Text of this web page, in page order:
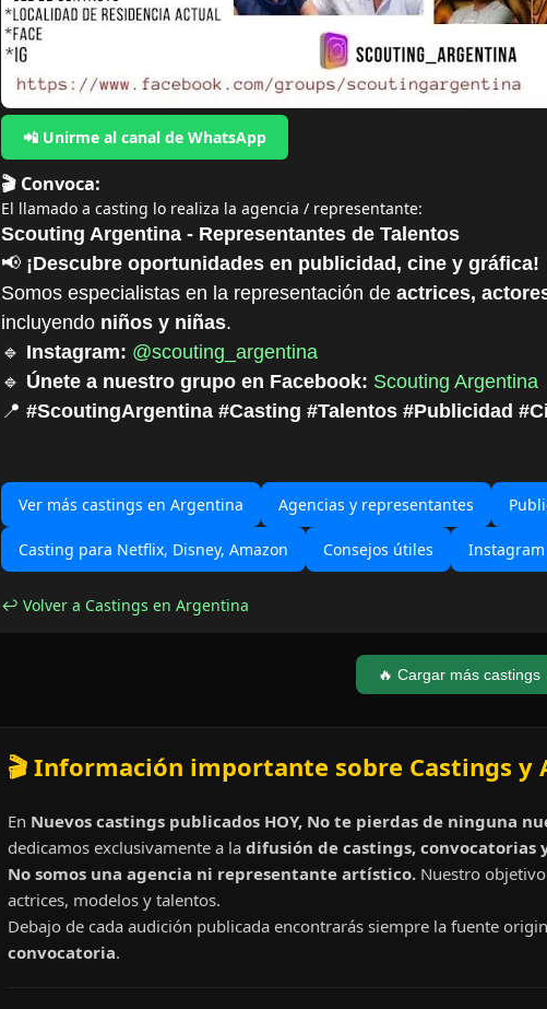
📲 Unirme al canal de WhatsApp
🎬 Convoca:
El llamado a casting lo realiza la agencia / representante:
Scouting Argentina - Representantes de Talentos
📢 ¡Descubre oportunidades en publicidad, cine y gráfica!
Somos especialistas en la representación de actrices,
incluyendo niños y niñas.
🔹 Instagram: @scouting_argentina
🔹 Únete a nuestro grupo en Facebook: Scouting Argentina
📍 #ScoutingArgentina #Casting #Talentos #Publicidad
Ver más castings en Argentina Agencias y representantes
Casting para Netflix, Disney, Amazon Consejos útiles Instagram
↩ Volver a Castings en Argentina
🔥 Cargar más castings
🎬 Información importante sobre Castings y
En Nuevos castings publicados HOY, No te pierdas de ninguna
dedicamos exclusivamente a la difusión de castings, convocatorias
No somos una agencia ni representante artístico. Nuestro
actrices, modelos y talentos.
Debajo de cada audición publicada encontrarás siempre la fuente
convocatoria.